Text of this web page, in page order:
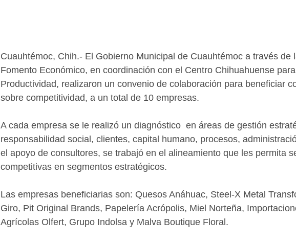
Cuauhtémoc, Chih.- El Gobierno Municipal de Cuauhtémoc a través de
Fomento Económico, en coordinación con el Centro Chihuahuense
Productividad, realizaron un convenio de colaboración para beneficiar
sobre competitividad, a un total de 10 empresas.
A cada empresa se le realizó un diagnóstico  en áreas de gestión
responsabilidad social, clientes, capital humano, procesos,
el apoyo de consultores, se trabajó en el alineamiento que les permita
competitivas en segmentos estratégicos.
Las empresas beneficiarias son: Quesos Anáhuac, Steel-X Metal
Giro, Pit Original Brands, Papelería Acrópolis, Miel Norteña,
Agrícolas Olfert, Grupo Indolsa y Malva Boutique Floral.